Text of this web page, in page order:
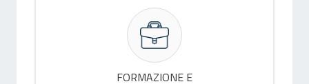
FORMAZIONE E